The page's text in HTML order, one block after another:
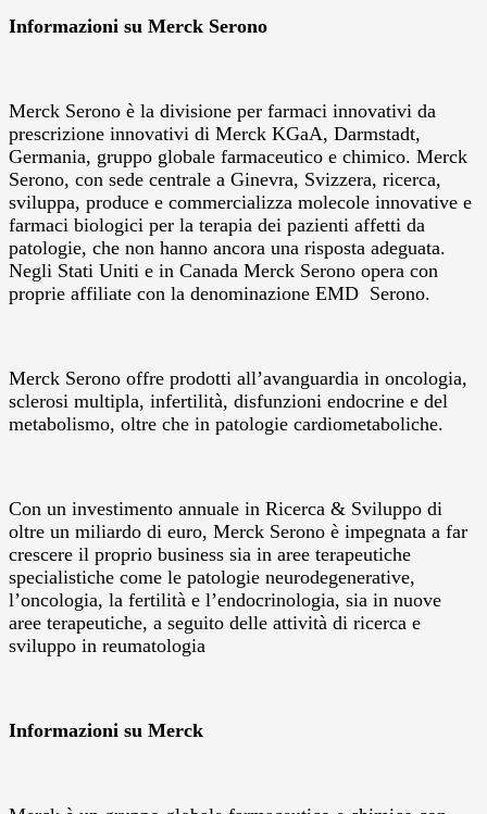
Informazioni su Merck Serono
Merck Serono è la divisione per farmaci innovativi da
prescrizione innovativi di Merck KGaA, Darmstadt,
Germania, gruppo globale farmaceutico e chimico. Merck
Serono, con sede centrale a Ginevra, Svizzera, ricerca,
sviluppa, produce e commercializza molecole innovative e
farmaci biologici per la terapia dei pazienti affetti da
patologie, che non hanno ancora una risposta adeguata.
Negli Stati Uniti e in Canada Merck Serono opera con
proprie affiliate con la denominazione EMD Serono.
Merck Serono offre prodotti all’avanguardia in oncologia,
sclerosi multipla, infertilità, disfunzioni endocrine e del
metabolismo, oltre che in patologie cardiometaboliche.
Con un investimento annuale in Ricerca & Sviluppo di
oltre un miliardo di euro, Merck Serono è impegnata a far
crescere il proprio business sia in aree terapeutiche
specialistiche come le patologie neurodegenerative,
l’oncologia, la fertilità e l’endocrinologia, sia in nuove
aree terapeutiche, a seguito delle attività di ricerca e
sviluppo in reumatologia
Informazioni su Merck